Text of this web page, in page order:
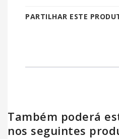
PARTILHAR ESTE
Também poderá
nos seguintes